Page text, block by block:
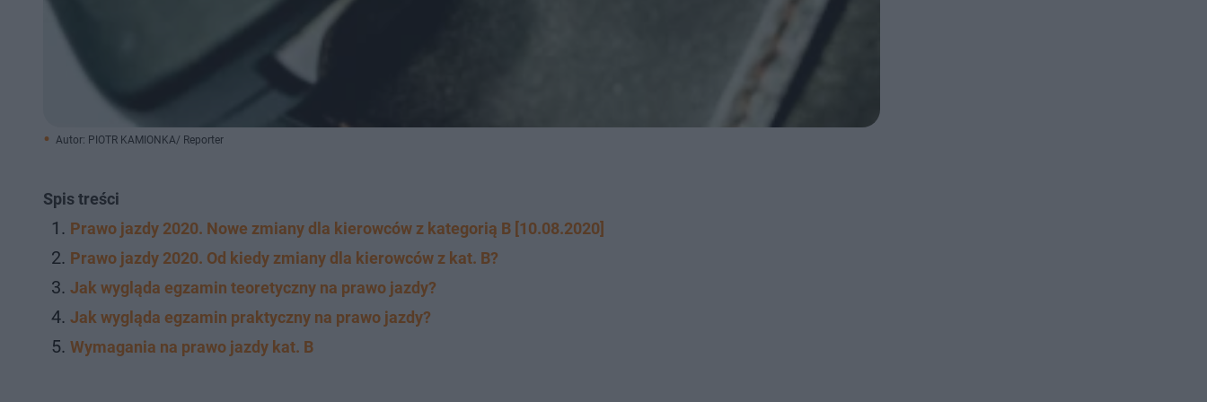
Autor: PIOTR KAMIONKA/ Reporter
Spis treści
Prawo jazdy 2020. Nowe zmiany dla kierowców z kategorią B [10.08.2020]
Prawo jazdy 2020. Od kiedy zmiany dla kierowców z kat. B?
Jak wygląda egzamin teoretyczny na prawo jazdy?
Jak wygląda egzamin praktyczny na prawo jazdy?
Wymagania na prawo jazdy kat. B